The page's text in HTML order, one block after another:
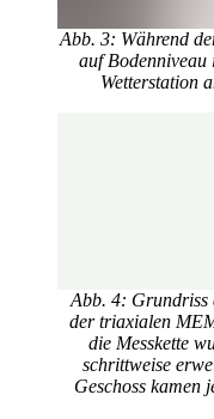
Abb. 3: Während
auf Bodenniveau
Wetterstation
Abb. 4: Grundriss
der triaxialen
die Messkette
schrittweise
Geschoss kamen